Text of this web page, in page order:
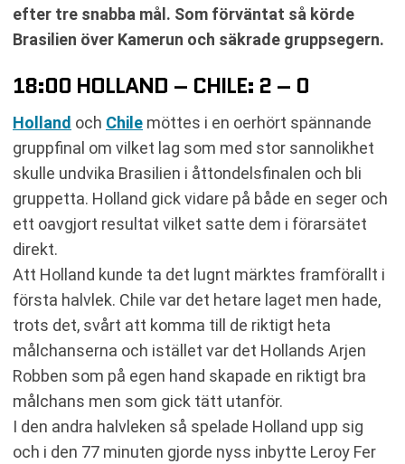
efter tre snabba mål. Som förväntat så körde
Brasilien över Kamerun och säkrade gruppsegern.
18:00 HOLLAND – CHILE: 2 – 0
Holland och Chile möttes i en oerhört spännande
gruppfinal om vilket lag som med stor sannolikhet
skulle undvika Brasilien i åttondelsfinalen och bli
gruppetta. Holland gick vidare på både en seger och
ett oavgjort resultat vilket satte dem i förarsätet
direkt.
Att Holland kunde ta det lugnt märktes framförallt i
första halvlek. Chile var det hetare laget men hade,
trots det, svårt att komma till de riktigt heta
målchanserna och istället var det Hollands Arjen
Robben som på egen hand skapade en riktigt bra
målchans men som gick tätt utanför.
I den andra halvleken så spelade Holland upp sig
och i den 77 minuten gjorde nyss inbytte Leroy Fer